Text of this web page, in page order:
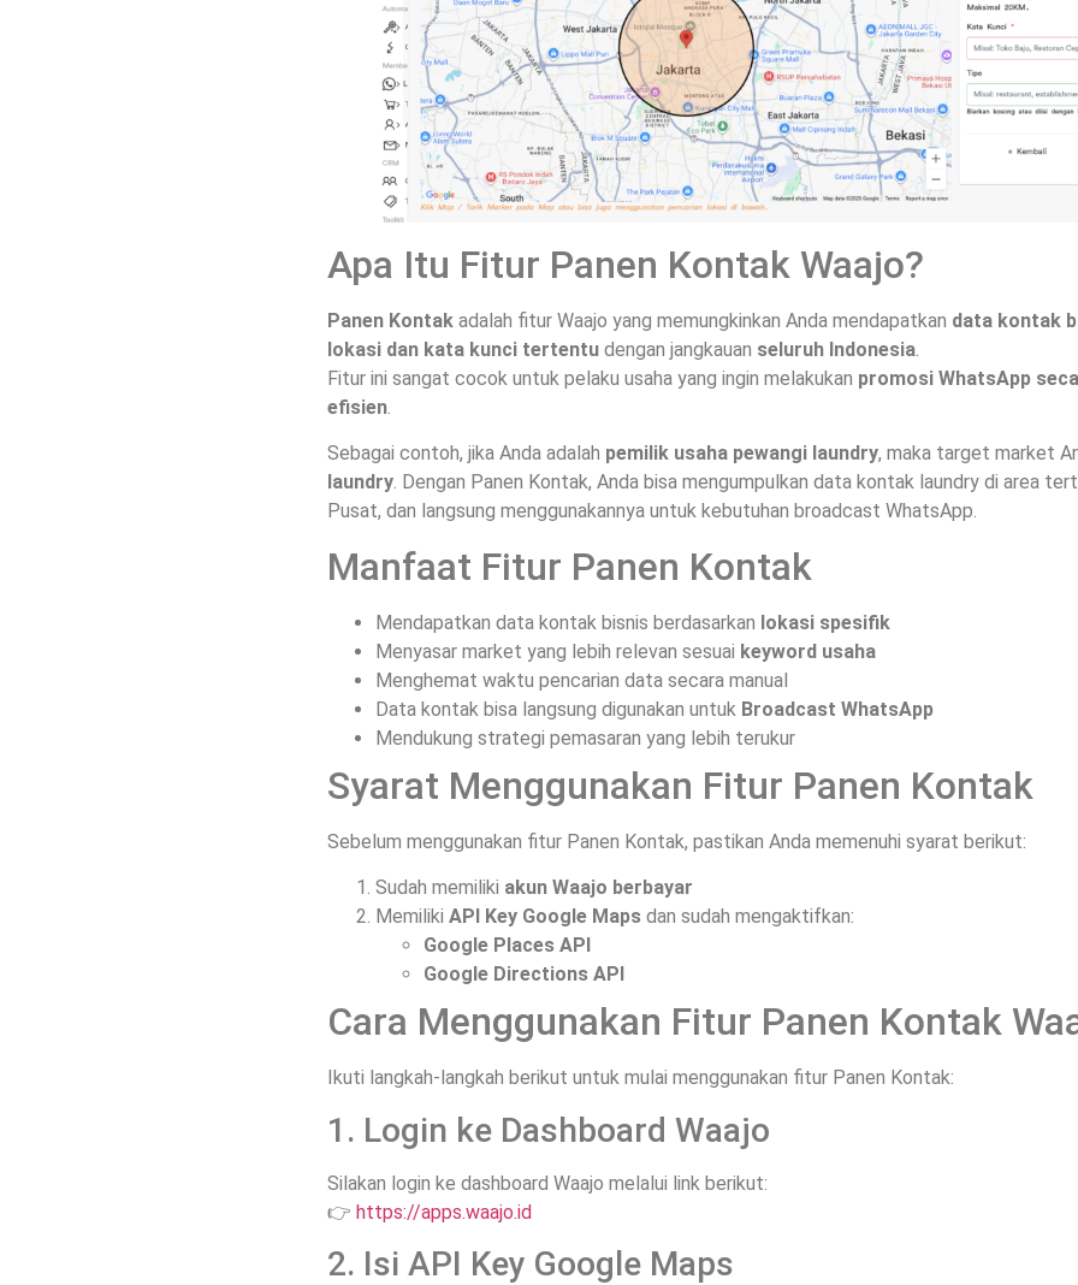
Apa Itu Fitur Panen Kontak Waajo?
Panen Kontak adalah fitur Waajo yang memungkinkan Anda mendapatkan data kontak
lokasi dan kata kunci tertentu dengan jangkauan seluruh Indonesia.
Fitur ini sangat cocok untuk pelaku usaha yang ingin melakukan promosi WhatsApp
efisien.
Sebagai contoh, jika Anda adalah pemilik usaha pewangi laundry, maka target market
laundry. Dengan Panen Kontak, Anda bisa mengumpulkan data kontak laundry di area
Pusat, dan langsung menggunakannya untuk kebutuhan broadcast WhatsApp.
Manfaat Fitur Panen Kontak
Mendapatkan data kontak bisnis berdasarkan lokasi spesifik
Menyasar market yang lebih relevan sesuai keyword usaha
Menghemat waktu pencarian data secara manual
Data kontak bisa langsung digunakan untuk Broadcast WhatsApp
Mendukung strategi pemasaran yang lebih terukur
Syarat Menggunakan Fitur Panen Kontak
Sebelum menggunakan fitur Panen Kontak, pastikan Anda memenuhi syarat berikut:
Sudah memiliki akun Waajo berbayar
Memiliki API Key Google Maps dan sudah mengaktifkan:
Google Places API
Google Directions API
Cara Menggunakan Fitur Panen Kontak
Ikuti langkah-langkah berikut untuk mulai menggunakan fitur Panen Kontak:
1. Login ke Dashboard Waajo
Silakan login ke dashboard Waajo melalui link berikut:
👉 https://apps.waajo.id
2. Isi API Key Google Maps